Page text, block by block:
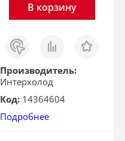
В корзину
Заказ
в 1
клик
Сравнить Отложить
Производитель:
Интерхолод
Код: 14364604
Подробнее